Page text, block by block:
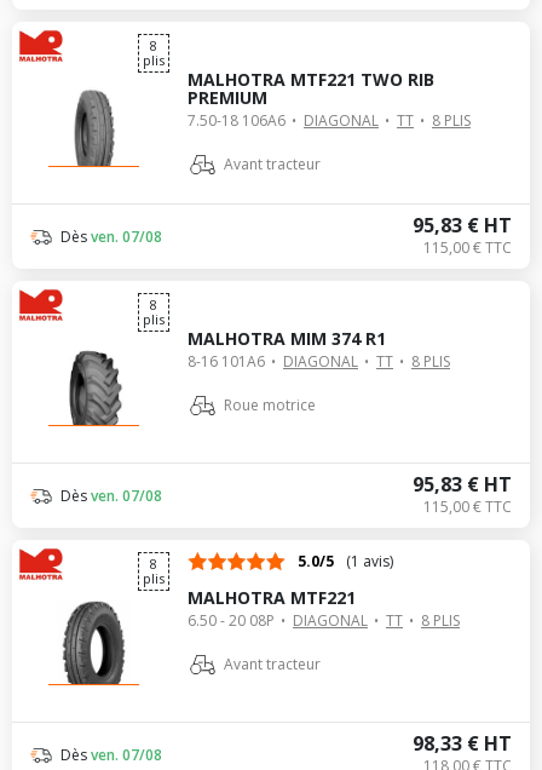
8
plis
MALHOTRA MTF221 TWO RIB
PREMIUM
7.50-18 106A6 DIAGONAL TT 8 PLIS
Avant tracteur
95,83 € HT
115,00 € TTC
Dèsven. 07/08
8
plis
MALHOTRA MIM 374 R1
8-16 101A6 DIAGONAL TT 8 PLIS
Roue motrice
95,83 € HT
115,00 € TTC
Dèsven. 07/08
8
plis
5.0/5 (1 avis)
MALHOTRA MTF221
6.50 - 20 08P DIAGONAL TT 8 PLIS
Avant tracteur
98,33 € HT
118,00 € TTC
Dèsven. 07/08